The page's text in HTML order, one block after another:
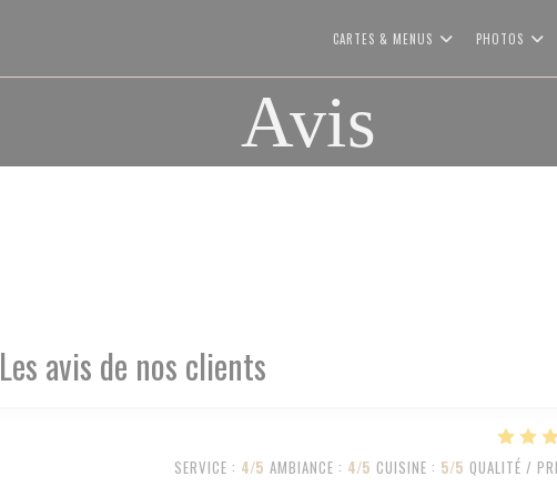
CARTES & MENUS PHOTOS
Avis
Les avis de nos clients
SERVICE : 4/5 AMBIANCE : 4/5 CUISINE : 5/5 QUALITÉ /